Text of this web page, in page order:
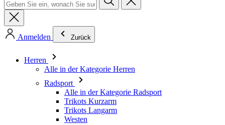
Anmelden Zurück
Herren
Alle in der Kategorie Herren
Radsport
Alle in der Kategorie Radsport
Trikots Kurzarm
Trikots Langarm
Westen